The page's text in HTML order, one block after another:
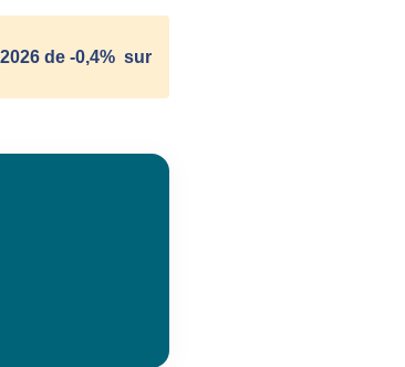
de -0,4% sur